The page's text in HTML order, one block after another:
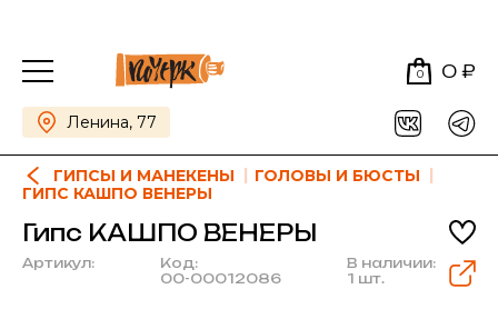
0 0 ₽
Ленина, 77
ГИПСЫ И МАНЕКЕНЫ
ГОЛОВЫ И БЮСТЫ
ГИПС КАШПО ВЕНЕРЫ
Гипс КАШПО ВЕНЕРЫ
Артикул:
Код:
00-00012086
В наличии:
1 шт.